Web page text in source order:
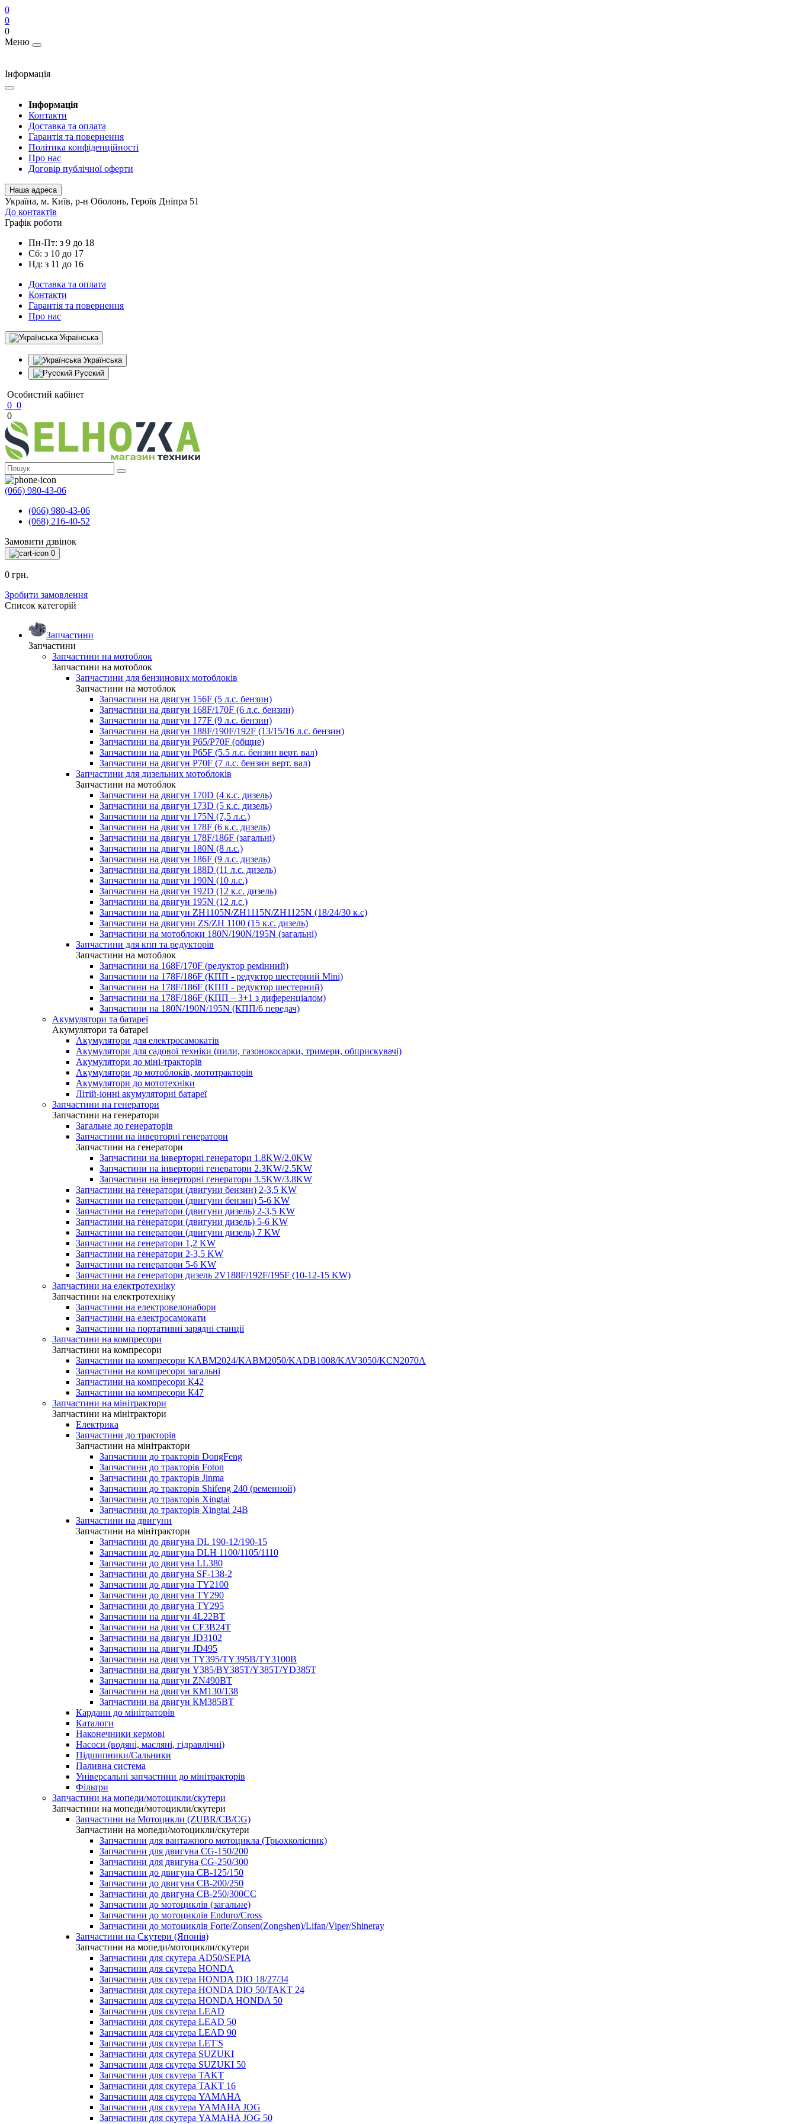
0
0
0
Меню
Інформація
Інформація
Контакти
Доставка та оплата
Гарантія та повернення
Політика конфіденційності
Про нас
Договір публічної оферти
Наша адреса
Українa, м. Київ, р-н Оболонь, Героїв Дніпра 51
До контактів
Графік роботи
Пн-Пт: з 9 до 18
Сб: з 10 до 17
Нд: з 11 до 16
Доставка та оплата
Контакти
Гарантія та повернення
Про нас
Українська
Українська
Русский
Особистий кабінет
0 0
0
(066) 980-43-06
(066) 980-43-06
(068) 216-40-52
Замовити дзвінок
0
0 грн.
Зробити замовлення
Список категорій
Запчастини
Запчастини
Запчастини на мотоблок
Запчастини на мотоблок
Запчастини для бензинових мотоблоків
Запчастини на мотоблок
Запчастини на двигун 156F (5 л.с. бензин)
Запчастини на двигун 168F/170F (6 л.с. бензин)
Запчастини на двигун 177F (9 л.с. бензин)
Запчастини на двигун 188F/190F/192F (13/15/16 л.с. бензин)
Запчастини на двигун P65/P70F (общие)
Запчастини на двигун P65F (5.5 л.с. бензин верт. вал)
Запчастини на двигун P70F (7 л.с. бензин верт. вал)
Запчастини для дизельних мотоблоків
Запчастини на мотоблок
Запчастини на двигун 170D (4 к.с. дизель)
Запчастини на двигун 173D (5 к.с. дизель)
Запчастини на двигун 175N (7,5 л.с.)
Запчастини на двигун 178F (6 к.с. дизель)
Запчастини на двигун 178F/186F (загальні)
Запчастини на двигун 180N (8 л.с.)
Запчастини на двигун 186F (9 л.с. дизель)
Запчастини на двигун 188D (11 л.с. дизель)
Запчастини на двигун 190N (10 л.с.)
Запчастини на двигун 192D (12 к.с. дизель)
Запчастини на двигун 195N (12 л.с.)
Запчастини на двигун ZH1105N/ZH1115N/ZH1125N (18/24/30 к.с)
Запчастини на двигуни ZS/ZH 1100 (15 к.с. дизель)
Запчастини на мотоблоки 180N/190N/195N (загальні)
Запчастини для кпп та редукторів
Запчастини на мотоблок
Запчастини на 168F/170F (редуктор ремінний)
Запчастини на 178F/186F (КПП - редуктор шестерний Mini)
Запчастини на 178F/186F (КПП - редуктор шестерний)
Запчастини на 178F/186F (КПП – 3+1 з диференціалом)
Запчастини на 180N/190N/195N (КПП/6 передач)
Акумулятори та батареї
Акумулятори та батареї
Акумулятори для електросамокатів
Акумулятори для садової техніки (пили, газонокосарки, тримери, обприскувачі)
Акумулятори до міні-тракторів
Акумулятори до мотоблоків, мототракторів
Акумулятори до мототехніки
Літій-іонні акумуляторні батареї
Запчастини на генератори
Запчастини на генератори
Загальне до генераторів
Запчастини на інверторні генератори
Запчастини на генератори
Запчастини на інверторні генератори 1.8KW/2.0KW
Запчастини на інверторні генератори 2.3KW/2.5KW
Запчастини на інверторні генератори 3.5KW/3.8KW
Запчастини на генератори (двигуни бензин) 2-3,5 KW
Запчастини на генератори (двигуни бензин) 5-6 KW
Запчастини на генератори (двигуни дизель) 2-3,5 KW
Запчастини на генератори (двигуни дизель) 5-6 KW
Запчастини на генератори (двигуни дизель) 7 KW
Запчастини на генератори 1,2 KW
Запчастини на генератори 2-3,5 KW
Запчастини на генератори 5-6 KW
Запчастини на генератори дизель 2V188F/192F/195F (10-12-15 KW)
Запчастини на електротехніку
Запчастини на електротехніку
Запчастини на електровелонабори
Запчастини на електросамокати
Запчастини на портативні зарядні станції
Запчастини на компресори
Запчастини на компресори
Запчастини на компресори KABM2024/KABM2050/KADB1008/KAV3050/KCN2070A
Запчастини на компресори загальні
Запчастини на компресори К42
Запчастини на компресори К47
Запчастини на мінітрактори
Запчастини на мінітрактори
Електрика
Запчастини до тракторів
Запчастини на мінітрактори
Запчастини до тракторів DongFeng
Запчастини до тракторів Foton
Запчастини до тракторів Jinma
Запчастини до тракторів Shifeng 240 (ременной)
Запчастини до тракторів Xingtai
Запчастини до тракторів Xingtai 24В
Запчастини на двигуни
Запчастини на мінітрактори
Запчастини до двигуна DL 190-12/190-15
Запчастини до двигуна DLH 1100/1105/1110
Запчастини до двигуна LL380
Запчастини до двигуна SF-138-2
Запчастини до двигуна TY2100
Запчастини до двигуна TY290
Запчастини до двигуна TY295
Запчастини на двигун 4L22BT
Запчастини на двигун CF3B24T
Запчастини на двигун JD3102
Запчастини на двигун JD495
Запчастини на двигун TY395/TY395В/TY3100В
Запчастини на двигун Y385/BY385T/Y385T/YD385T
Запчастини на двигун ZN490BT
Запчастини на двигун КМ130/138
Запчастини на двигун КМ385ВТ
Кардани до мінітраторів
Каталоги
Наконечники кермові
Насоси (водяні, масляні, гідравлічні)
Підшипники/Сальники
Паливна система
Універсальні запчастини до мінітракторів
Фільтри
Запчастини на мопеди/мотоцикли/скутери
Запчастини на мопеди/мотоцикли/скутери
Запчастини на Мотоцикли (ZUBR/CB/CG)
Запчастини на мопеди/мотоцикли/скутери
Запчастини для вантажного мотоцикла (Трьохколісник)
Запчастини для двигуна CG-150/200
Запчастини для двигуна CG-250/300
Запчастини до двигуна CB-125/150
Запчастини до двигуна CB-200/250
Запчастини до двигуна CB-250/300СС
Запчастини до мотоциклів (загальне)
Запчастини до мотоциклів Enduro/Cross
Запчастини до мотоциклів Forte/Zonsen(Zongshen)/Lifan/Viper/Shineray
Запчастини на Скутери (Японія)
Запчастини на мопеди/мотоцикли/скутери
Запчастини для скутера AD50/SEPIA
Запчастини для скутера HONDA
Запчастини для скутера HONDA DIO 18/27/34
Запчастини для скутера HONDA DIO 50/TAKT 24
Запчастини для скутера HONDA HONDA 50
Запчастини для скутера LEAD
Запчастини для скутера LEAD 50
Запчастини для скутера LEAD 90
Запчастини для скутера LET'S
Запчастини для скутера SUZUKI
Запчастини для скутера SUZUKI 50
Запчастини для скутера TAKT
Запчастини для скутера TAKT 16
Запчастини для скутера YAMAHA
Запчастини для скутера YAMAHA JOG
Запчастини для скутера YAMAHA JOG 50